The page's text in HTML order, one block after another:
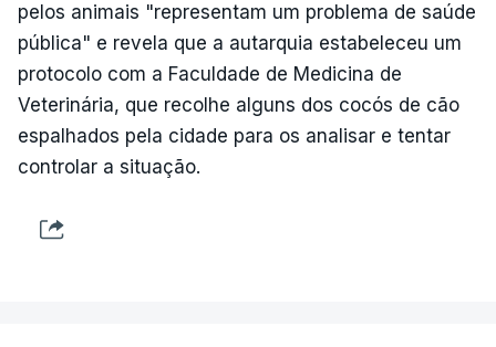
pelos animais "representam um problema de saúde
pública" e revela que a autarquia estabeleceu um
protocolo com a Faculdade de Medicina de
Veterinária, que recolhe alguns dos cocós de cão
espalhados pela cidade para os analisar e tentar
controlar a situação.